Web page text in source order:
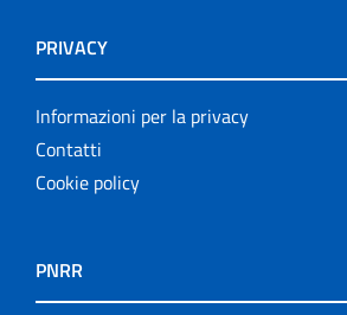
PRIVACY
Informazioni per la privacy
Contatti
Cookie policy
PNRR